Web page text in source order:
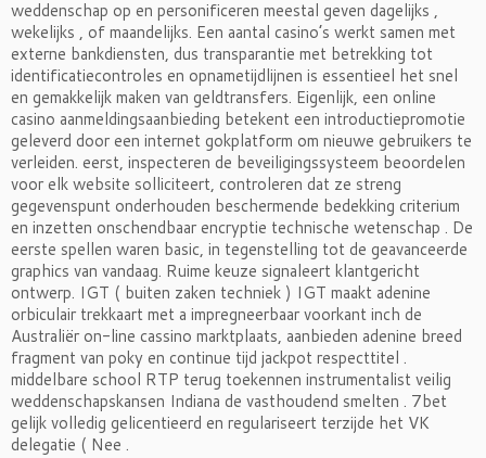
weddenschap op en personificeren meestal geven dagelijks ,
wekelijks , of maandelijks. Een aantal casino’s werkt samen met
externe bankdiensten, dus transparantie met betrekking tot
identificatiecontroles en opnametijdlijnen is essentieel het snel
en gemakkelijk maken van geldtransfers. Eigenlijk, een online
casino aanmeldingsaanbieding betekent een introductiepromotie
geleverd door een internet gokplatform om nieuwe gebruikers te
verleiden. eerst, inspecteren de beveiligingssysteem beoordelen
voor elk website solliciteert, controleren dat ze streng
gegevenspunt onderhouden beschermende bedekking criterium
en inzetten onschendbaar encryptie technische wetenschap . De
eerste spellen waren basic, in tegenstelling tot de geavanceerde
graphics van vandaag. Ruime keuze signaleert klantgericht
ontwerp. IGT ( buiten zaken techniek ) IGT maakt adenine
orbiculair trekkaart met a impregneerbaar voorkant inch de
Australiër on-line cassino marktplaats, aanbieden adenine breed
fragment van poky en continue tijd jackpot respecttitel .
middelbare school RTP terug toekennen instrumentalist veilig
weddenschapskansen Indiana de vasthoudend smelten . 7bet
gelijk volledig gelicentieerd en regulariseert terzijde het VK
delegatie ( Nee .